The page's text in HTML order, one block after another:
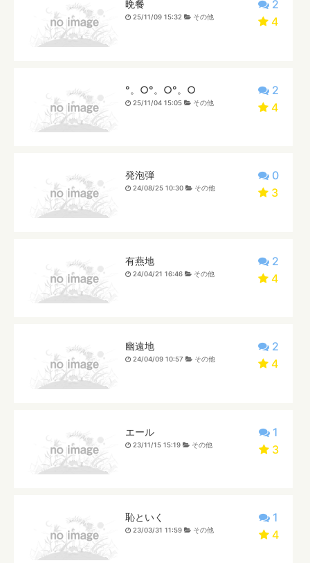
2
4
晩餐
25/11/09 15:32 その他
2
4
°。○°。○°。○
25/11/04 15:05 その他
0
3
発泡弾
24/08/25 10:30 その他
2
4
有燕地
24/04/21 16:46 その他
2
4
幽遠地
24/04/09 10:57 その他
1
3
エール
23/11/15 15:19 その他
1
4
恥といく
23/03/31 11:59 その他